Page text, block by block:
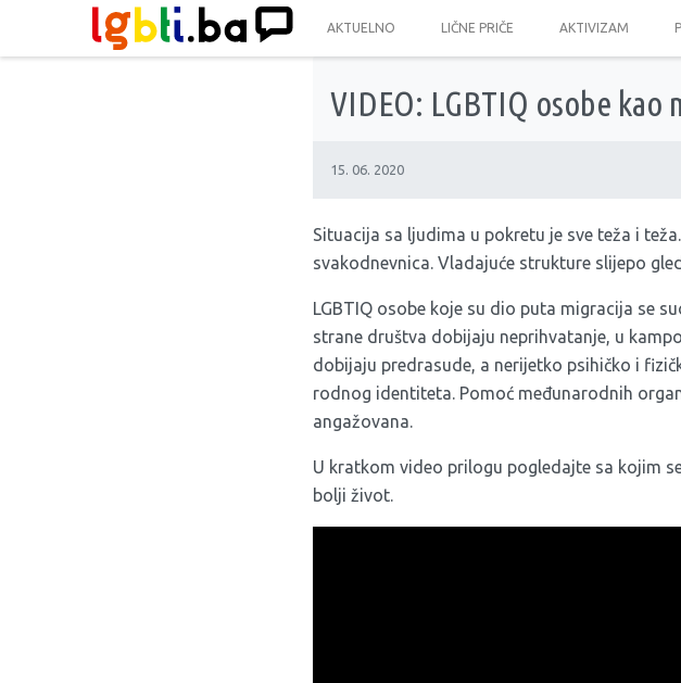
AKTUELNO LIČNE PRIČE AKTIVIZAM
VIDEO: LGBTIQ osobe
15. 06. 2020
Situacija sa ljudima u pokretu je sve teža i
svakodnevnica. Vladajuće strukture slijepo
LGBTIQ osobe koje su dio puta migracija se
strane društva dobijaju neprihvatanje, u
dobijaju predrasude, a nerijetko psihičko i
rodnog identiteta. Pomoć međunarodnih
angažovana.
U kratkom video prilogu pogledajte sa kojim
bolji život.